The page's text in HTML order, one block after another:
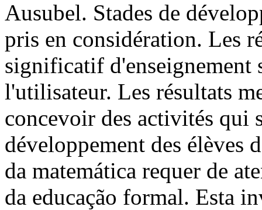
Ausubel. Stades de
pris en considération. Les
significatif d'enseignement
l'utilisateur. Les résultats
concevoir des activités qui
développement des élèves
da matemática requer de
da educação formal. Esta